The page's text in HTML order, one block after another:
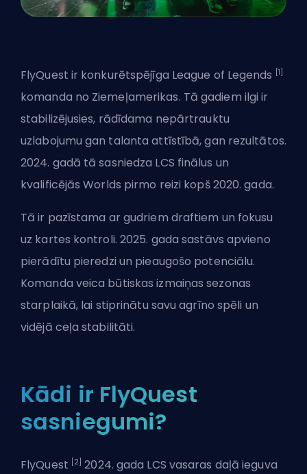
FlyQuest ir konkurētspējīga League of Legends [1]
komanda no Ziemeļamerikas. Tā gadiem ilgi ir
stabilizējusies, rādīdama nepārtrauktu
uzlabojumu gan talanta attīstībā, gan rezultātos.
2024. gadā tā sasniedza LCS finālus un
kvalificējās Worlds pirmo reizi kopš 2020. gada.
Tā ir pazīstama ar gudriem draftiem un fokusu
uz kartes kontroli. 2025. gada sastāvs apvieno
pierādītu pieredzi un pieaugošo potenciālu.
Komanda veica būtiskas izmaiņas sezonas
starplaikā, lai stiprinātu savu agrīno spēli un
vidējā ceļa stabilitāti.
Kādi ir FlyQuest
sasniegumi?
FlyQuest [2] 2024. gada LCS vasaras daļā ieguva